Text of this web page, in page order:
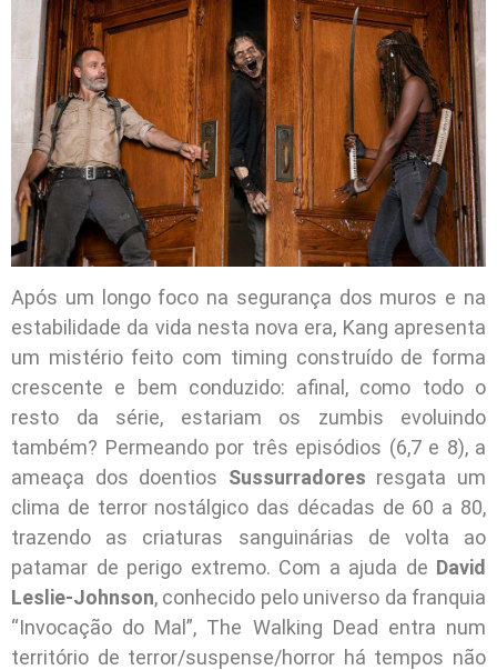
Após um longo foco na segurança dos muros e na
estabilidade da vida nesta nova era, Kang apresenta
um mistério feito com timing construído de forma
crescente e bem conduzido: afinal, como todo o
resto da série, estariam os zumbis evoluindo
também? Permeando por três episódios (6,7 e 8), a
ameaça dos doentios Sussurradores resgata um
clima de terror nostálgico das décadas de 60 a 80,
trazendo as criaturas sanguinárias de volta ao
patamar de perigo extremo. Com a ajuda de David
Leslie-Johnson, conhecido pelo universo da franquia
“Invocação do Mal”, The Walking Dead entra num
território de terror/suspense/horror há tempos não